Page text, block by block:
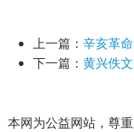
上一篇： 辛亥革
下一篇： 黄兴佚
本网为公益网站，尊